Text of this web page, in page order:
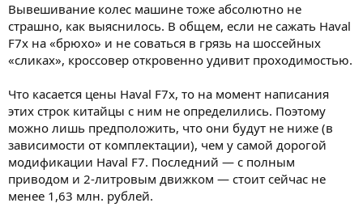
Вывешивание колес машине тоже абсолютно не
страшно, как выяснилось. В общем, если не сажать Haval
F7x на «брюхо» и не соваться в грязь на шоссейных
«сликах», кроссовер откровенно удивит проходимостью.
Что касается цены Haval F7x, то на момент написания
этих строк китайцы с ним не определились. Поэтому
можно лишь предположить, что они будут не ниже (в
зависимости от комплектации), чем у самой дорогой
модификации Haval F7. Последний — с полным
приводом и 2-литровым движком — стоит сейчас не
менее 1,63 млн. рублей.